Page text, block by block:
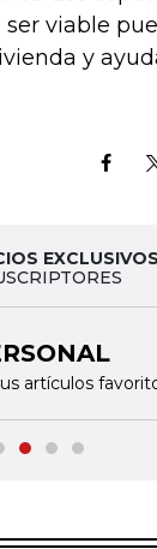
viable
y
artículos